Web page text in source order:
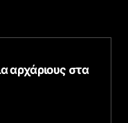
αρχάριους στα